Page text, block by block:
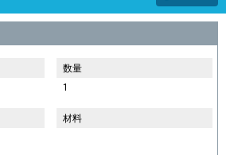
数量
1
材料